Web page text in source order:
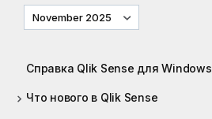
November 2025
Справка Qlik Sense для Windows
Что нового в Qlik Sense